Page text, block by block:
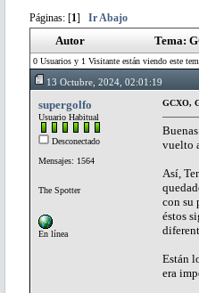
Páginas: [1] Ir Abajo
Autor Tema:
0 Usuarios y 1 Visitante están viendo este
13 Octubre, 2024, 02:01:19
supergolfo
Usuario Habitual
Desconectado
Mensajes: 1564
The Spotter
En línea
GCXO,
vuelto
Así,
con su
éstos
Están
era